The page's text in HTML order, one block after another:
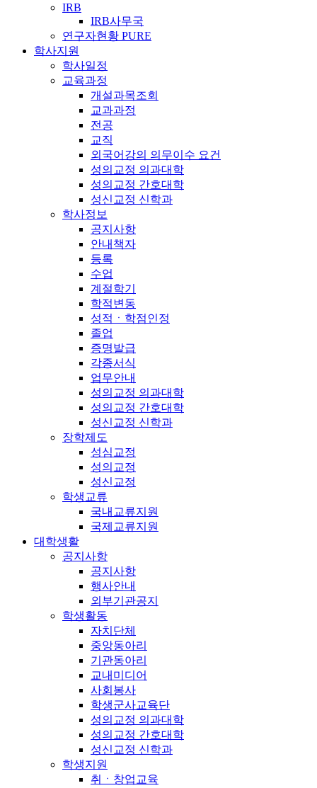
IRB
IRB사무국
연구자현황 PURE
학사지원
학사일정
교육과정
개설과목조회
교과과정
전공
교직
외국어강의 의무이수 요건
성의교정 의과대학
성의교정 간호대학
성신교정 신학과
학사정보
공지사항
안내책자
등록
수업
계절학기
학적변동
성적ㆍ학점인정
졸업
증명발급
각종서식
업무안내
성의교정 의과대학
성의교정 간호대학
성신교정 신학과
장학제도
성심교정
성의교정
성신교정
학생교류
국내교류지원
국제교류지원
대학생활
공지사항
공지사항
행사안내
외부기관공지
학생활동
자치단체
중앙동아리
기관동아리
교내미디어
사회봉사
학생군사교육단
성의교정 의과대학
성의교정 간호대학
성신교정 신학과
학생지원
취ㆍ창업교육